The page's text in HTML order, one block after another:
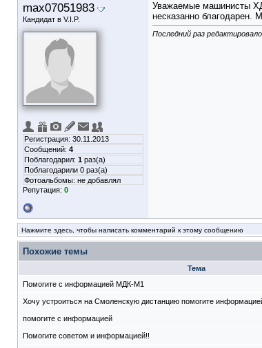
max07051983
Кандидат в V.I.P.
Регистрация: 30.11.2013
Сообщений: 4
Поблагодарил: 1 раз(а)
Поблагодарили 0 раз(а)
Фотоальбомы: не добавлял
Репутация: 0
Уважаемые машинисты
несказанно благодарен.
Последний раз
Нажмите здесь, чтобы написать комментарий к этому сообщению
Похожие темы
Тема
Помогите с информацией МДК-М1
Хочу устроиться на Смоленскую дистанцию помогите
помогите с информацией
Помогите советом и информацией!!